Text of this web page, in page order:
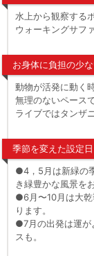
水上から観察する
ウォーキングサフ
お身体に負担の少
動物が活発に動く
無理のないペース
ライブではタンザ
季節を変えた設定
●4，5月は新緑の
き緑豊かな風景を
●6月〜10月は大乾
ります。
●7月の出発は運が
スも。